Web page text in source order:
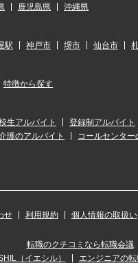
鹿児島県 沖縄県
駅 神戸市 堺市 仙台市
特徴から探す
生アルバイト 登録制アルバイト
護のアルバイト コールセンター
せ 利用規約 個人情報の取扱い
転職のクチコミなら転職会議
（イエシル）
エンジニアの